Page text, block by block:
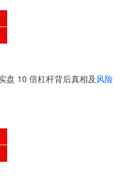
盘 10 倍杠杆背后真相及风险